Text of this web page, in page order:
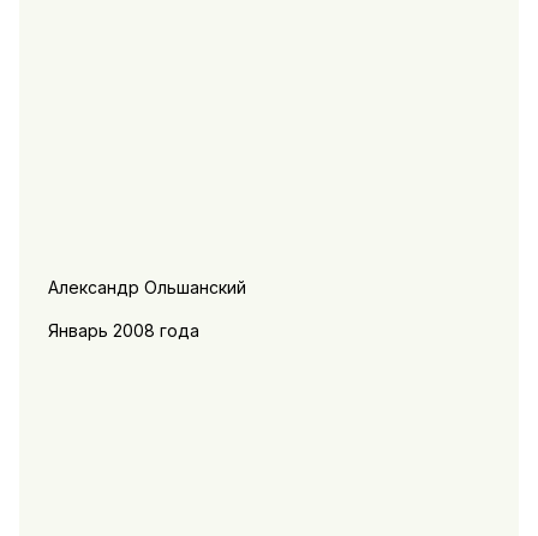
Александр Ольшанский
Январь 2008 года